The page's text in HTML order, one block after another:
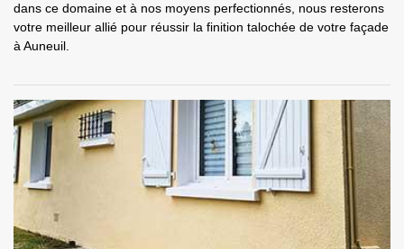
dans ce domaine et à nos moyens perfectionnés, nous resterons
votre meilleur allié pour réussir la finition talochée de votre façade
à Auneuil.